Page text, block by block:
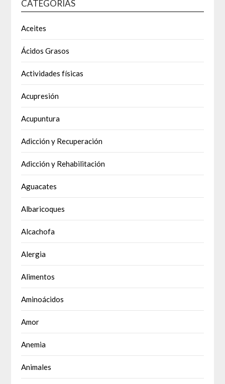
CATEGORÍAS
Aceites
Ácidos Grasos
Actividades físicas
Acupresión
Acupuntura
Adicción y Recuperación
Adicción y Rehabilitación
Aguacates
Albaricoques
Alcachofa
Alergia
Alimentos
Aminoácidos
Amor
Anemia
Animales